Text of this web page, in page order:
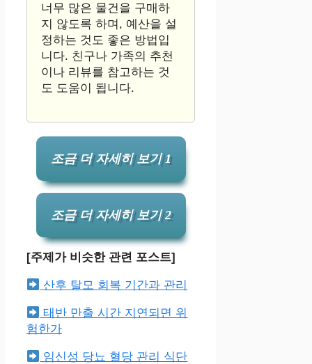
너무 많은 물건을 구매하
지 않도록 하며, 예산을 설
정하는 것도 좋은 방법입
니다. 친구나 가족의 추천
이나 리뷰를 참고하는 것
도 도움이 됩니다.
조금 더 자세히 보기 1
조금 더 자세히 보기 2
[주제가 비슷한 관련 포스트]
산후 탈모 회복 기간과 관리
태반 만출 시간 지연되면 위
험한가
임신성 당뇨 혈당 관리 식단